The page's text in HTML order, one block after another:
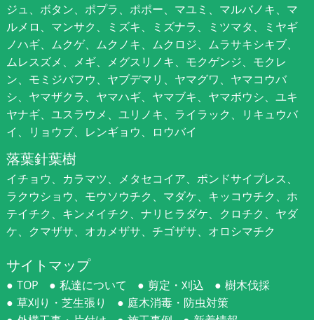
ジュ、ボタン、ポプラ、ポポー、マユミ、マルバノキ、マ
ルメロ、マンサク、ミズキ、ミズナラ、ミツマタ、ミヤギ
ノハギ、ムクゲ、ムクノキ、ムクロジ、ムラサキシキブ、
ムレスズメ、メギ、メグスリノキ、モクゲンジ、モクレ
ン、モミジバフウ、ヤブデマリ、ヤマグワ、ヤマコウバ
シ、ヤマザクラ、ヤマハギ、ヤマブキ、ヤマボウシ、ユキ
ヤナギ、ユスラウメ、ユリノキ、ライラック、リキュウバ
イ、リョウブ、レンギョウ、ロウバイ
落葉針葉樹
イチョウ、カラマツ、メタセコイア、ポンドサイプレス、
ラクウショウ、モウソウチク、マダケ、キッコウチク、ホ
テイチク、キンメイチク、ナリヒラダケ、クロチク、ヤダ
ケ、クマザサ、オカメザサ、チゴザサ、オロシマチク
サイトマップ
TOP 私達について 剪定・刈込
樹木伐採
草刈り・芝生張り
庭木消毒・防虫対策